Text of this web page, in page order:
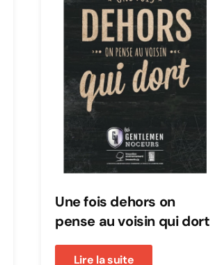
Une fois dehors on
pense au voisin qui dort
Lire la suite